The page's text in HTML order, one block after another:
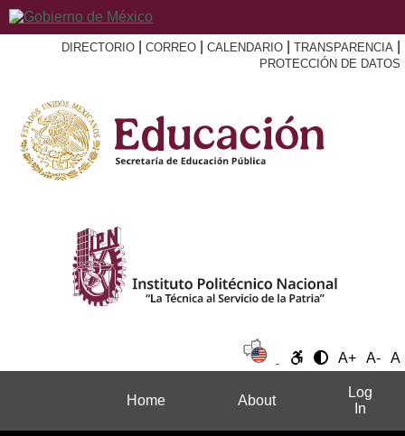
DIRECTORIO CORREO CALENDARIO TRANSPARENCIA
PROTECCIÓN DE DATOS
A+ A- A
Home About
Log
In